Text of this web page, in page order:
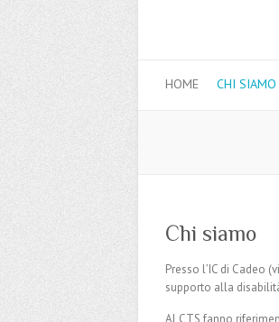
HOME CHI SIAMO
Chi siamo
Presso l’IC di Cadeo
supporto alla
Al CTS fanno